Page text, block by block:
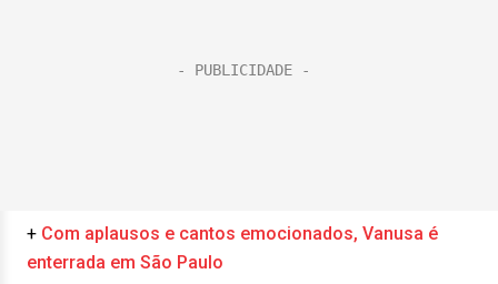
+ Com aplausos e cantos emocionados, Vanusa é
enterrada em São Paulo